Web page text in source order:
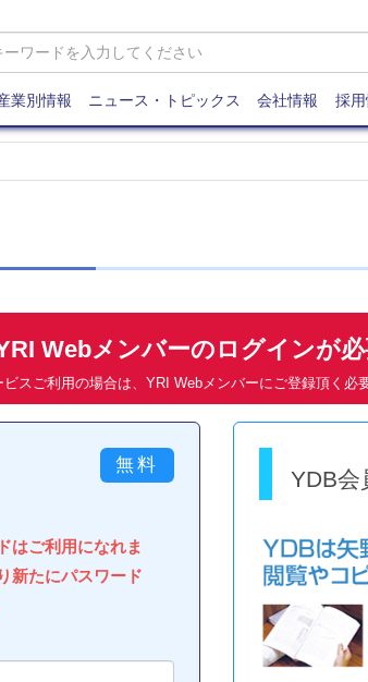
業別情報 ニュース・トピックス 会社情報 採
Webメンバーのログインが
ビスご利用の場合は、YRI Webメンバーにご登録頂く必
はご利用になれま
新たにパスワード
YDB会